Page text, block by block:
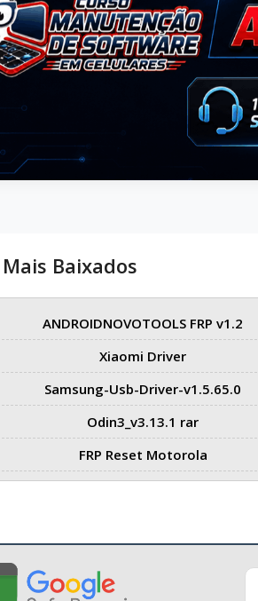
Baixados
ANDROIDNOVOTOOLS FRP v1.2
Xiaomi Driver
Samsung-Usb-Driver-v1.5.65.0
Odin3_v3.13.1 rar
FRP Reset Motorola